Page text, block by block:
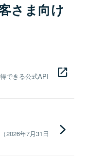
さま向け
できる公式API
2026年7月31日